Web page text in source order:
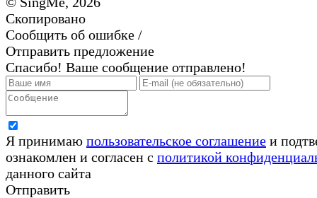
Скопировано
Сообщить об ошибке /
Отправить предложение
Спасибо! Ваше сообщение отправлено!
Я принимаю пользовательское соглашение и
ознакомлен и согласен с политикой
данного сайта
Отправить